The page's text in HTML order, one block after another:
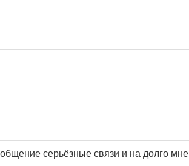
серьёзные связи и на долго мне